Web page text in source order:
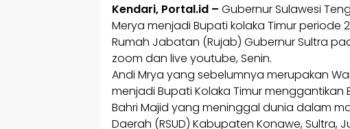
Kendari, Portal.id – Gubernur Sulawesi
Merya menjadi Bupati kolaka Timur periode
Rumah Jabatan (Rujab) Gubernur Sultra
zoom dan live youtube, Senin.
Andi Mrya yang sebelumnya merupakan
menjadi Bupati Kolaka Timur menggantikan
Bahri Majid yang meninggal dunia dalam
Daerah (RSUD) Kabupaten Konawe, Sultra,